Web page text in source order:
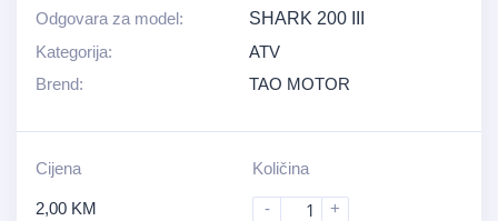
Odgovara za model:
SHARK 200 III
Kategorija:
ATV
Brend:
TAO MOTOR
Cijena
2,00 KM
Količina
- +